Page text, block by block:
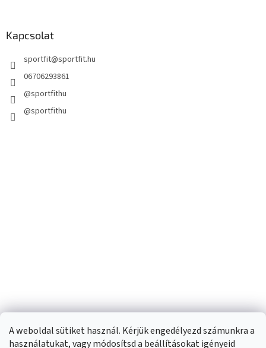
A weboldal sütiket használ. Kérjük engedélyezd számunkra a
használatukat, vagy módosítsd a beállításokat igényeid
Kapcsolat
sportfit@sportfit.hu
06706293861
@sportfithu
@sportfithu